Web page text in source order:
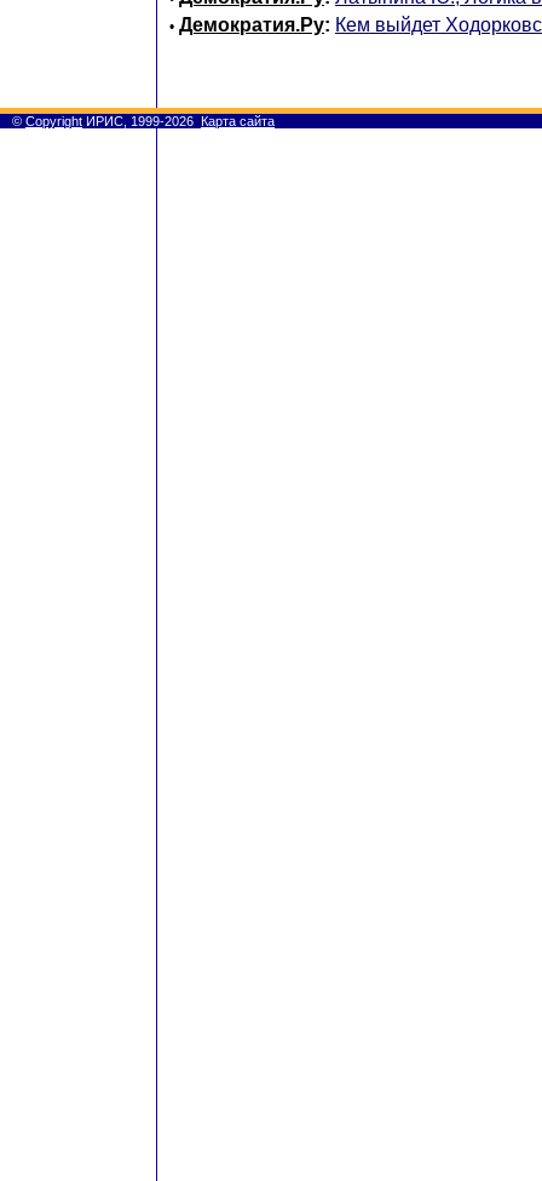
• Демократия.Ру: Кем выйдет
© Copyright ИРИС, 1999-2026 Карта сайта